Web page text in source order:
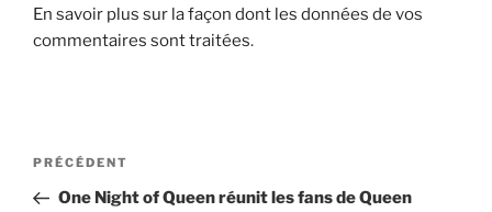
En savoir plus sur la façon dont les données de vos
commentaires sont traitées.
Navigation
Article
précédent
PRÉCÉDENT
One Night of Queen réunit les fans de Queen